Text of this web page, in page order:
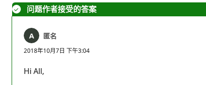
问题作者接受的答案
匿名
2018年10月7日 下午3:04
Hi All,